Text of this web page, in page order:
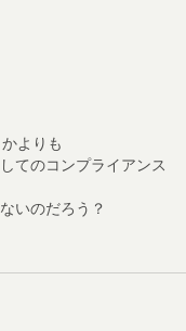
よりも
てのコンプライアンス
いのだろう？